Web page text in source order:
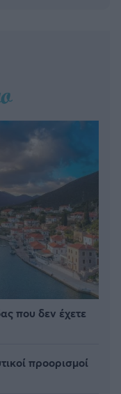
που δεν έχετε
προορισμοί